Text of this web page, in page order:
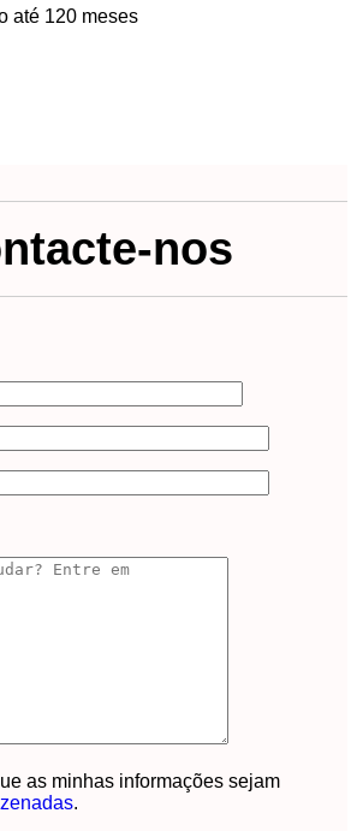
até 120 meses
nos
as minhas informações sejam
.